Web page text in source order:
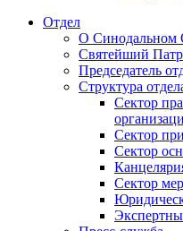
Отдел
О
Святейший
Председатель
Структура
Сектор
Сектор
Сектор
Сектор